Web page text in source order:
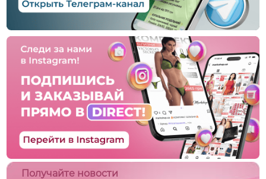
Получайте новости